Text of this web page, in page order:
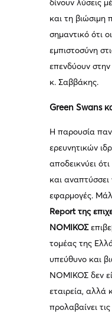
δίνουν λύσεις
και τη βιώσιμη
σημαντικό ότι
εμπιστοσύνη
επενδύουν
κ. Σαββάκης.
Green Swans
Η παρουσία
ερευνητικών
αποδεικνύει
και
εφαρμογές.
Report της
ΝΟΜΙΚΟΣ
τομέας της
υπεύθυνο και
ΝΟΜΙΚΟΣ δεν
εταιρεία, αλλά
προλαβαίνει